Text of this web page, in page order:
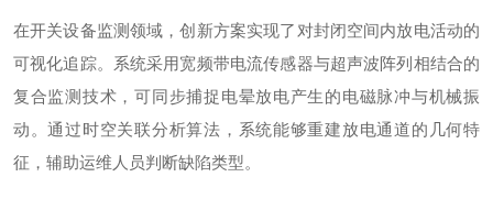
在开关设备监测领域，创新方案实现了对封闭空间内放电活动的
可视化追踪。系统采用宽频带电流传感器与超声波阵列相结合的
复合监测技术，可同步捕捉电晕放电产生的电磁脉冲与机械振
动。通过时空关联分析算法，系统能够重建放电通道的几何特
征，辅助运维人员判断缺陷类型。